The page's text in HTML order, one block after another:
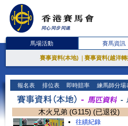
馬場活動 賽馬資訊
賽事資料(本地) 賽事資料(越洋轉
報名表 排位表 即時賠率 練馬師分場
木火兄弟 (G115) (已退役)
往績紀錄